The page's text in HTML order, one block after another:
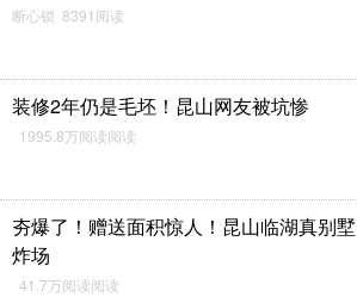
断心锁 8391阅读
装修2年仍是毛坯！昆山网友被坑惨
1995.8万阅读阅读
夯爆了！赠送面积惊人！昆山临湖真别墅
炸场
41.7万阅读阅读